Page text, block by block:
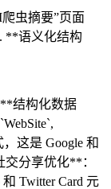
虫摘要”页面
**语义化结构
结构化数据
，这是 Google 和
分享优化**：
Twitter Card 元